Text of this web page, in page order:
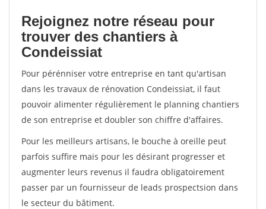
Rejoignez notre réseau pour
trouver des chantiers à
Condeissiat
Pour pérénniser votre entreprise en tant qu'artisan
dans les travaux de rénovation Condeissiat, il faut
pouvoir alimenter régulièrement le planning chantiers
de son entreprise et doubler son chiffre d'affaires.
Pour les meilleurs artisans, le bouche à oreille peut
parfois suffire mais pour les désirant progresser et
augmenter leurs revenus il faudra obligatoirement
passer par un fournisseur de leads prospectsion dans
le secteur du bâtiment.